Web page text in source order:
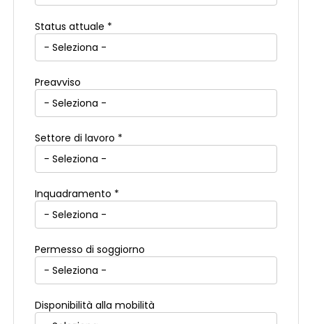
Status attuale *
Preavviso
Settore di lavoro *
Inquadramento *
Permesso di soggiorno
Disponibilità alla mobilità